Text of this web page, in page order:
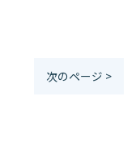
次のページ >